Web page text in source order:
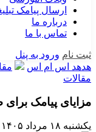
ارسال پیامک
درباره ما
تماس با ما
ثبت نام ورود به پنل
هدهد اس ام اس
مقالات
مزایای پیامک برای
یکشنبه ۱۸ مرداد ۱۴۰۵ - ۰۹:۴۳